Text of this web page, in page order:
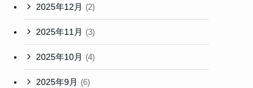
2025年12月 (2)
2025年11月 (3)
2025年10月 (4)
2025年9月 (6)